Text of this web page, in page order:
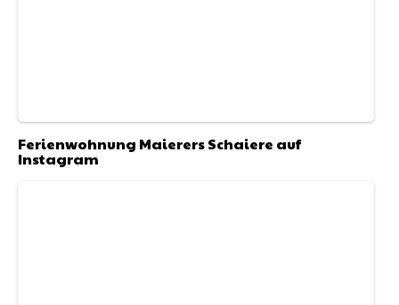
Ferienwohnung Maierers Schaiere auf
Instagram